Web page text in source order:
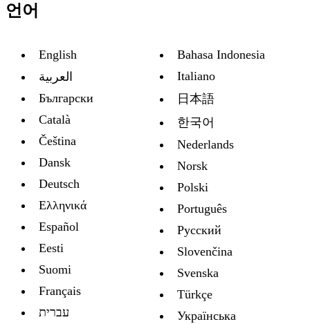
언어
English
العربية
Български
Català
Čeština
Dansk
Deutsch
Ελληνικά
Español
Eesti
Suomi
Français
עברית
Bahasa Indonesia
Italiano
日本語
한국어
Nederlands
Norsk
Polski
Português
Русский
Slovenčina
Svenska
Türkçe
Украïнська